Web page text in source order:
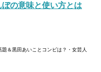
の意味と使い方とは
＆黒田あいことコンビは？・女芸人